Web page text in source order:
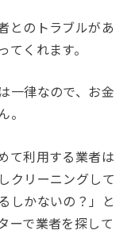
とのトラブルがあ
くれます。
一律なので、お金
。
て利用する業者は
クリーニングして
しかないの？」と
ーで業者を探して